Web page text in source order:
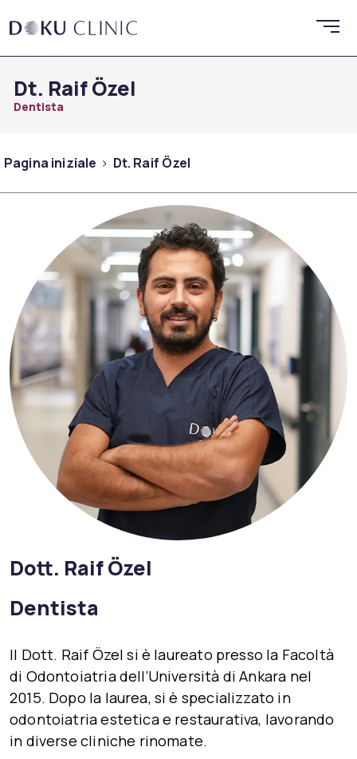
Dt. Raif Özel
Dentista
Pagina iniziale Dt. Raif Özel
Dott. Raif Özel
Dentista
Il Dott. Raif Özel si è laureato presso la Facoltà
di Odontoiatria dell’Università di Ankara nel
2015. Dopo la laurea, si è specializzato in
odontoiatria estetica e restaurativa, lavorando
in diverse cliniche rinomate.